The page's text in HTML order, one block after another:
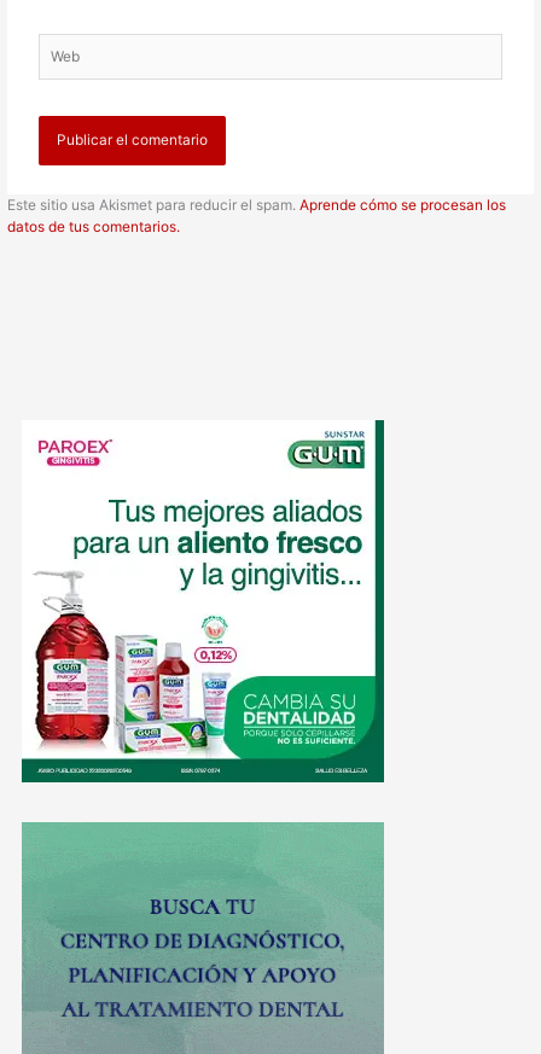
Este sitio usa Akismet para reducir el spam.Aprende cómo se procesan los
datos de tus comentarios.